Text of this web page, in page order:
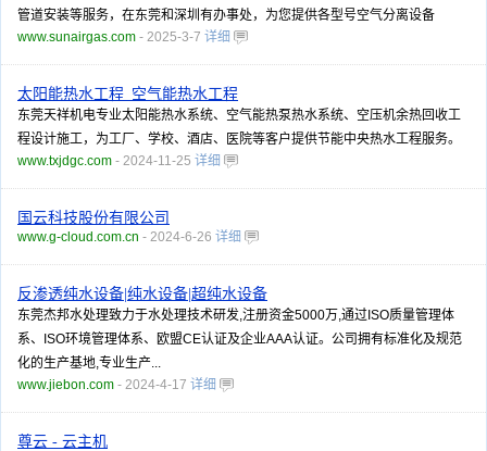
管道安装等服务，在东莞和深圳有办事处，为您提供各型号空气分离设备
www.sunairgas.com - 2025-3-7 详细
太阳能热水工程_空气能热水工程
东莞天祥机电专业太阳能热水系统、空气能热泵热水系统、空压机余热回收工
程设计施工，为工厂、学校、酒店、医院等客户提供节能中央热水工程服务。
www.txjdgc.com - 2024-11-25 详细
国云科技股份有限公司
www.g-cloud.com.cn - 2024-6-26 详细
反渗透纯水设备|纯水设备|超纯水设备
东莞杰邦水处理致力于水处理技术研发,注册资金5000万,通过ISO质量管理体
系、ISO环境管理体系、欧盟CE认证及企业AAA认证。公司拥有标准化及规范
化的生产基地,专业生产...
www.jiebon.com - 2024-4-17 详细
尊云 - 云主机